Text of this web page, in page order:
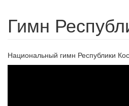
Гимн
Национальный гимн Республики